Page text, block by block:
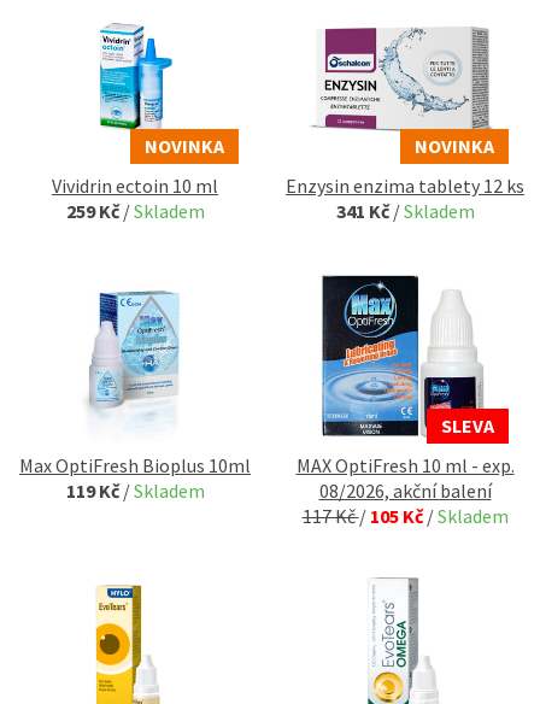
NOVINKA
Vividrin ectoin 10 ml
259 Kč/Skladem
NOVINKA
Enzysin enzima tablety 12 ks
341 Kč/Skladem
Max OptiFresh Bioplus 10ml
119 Kč/Skladem
SLEVA
MAX OptiFresh 10 ml - exp.
08/2026, akční balení
117 Kč/ 105 Kč/Skladem